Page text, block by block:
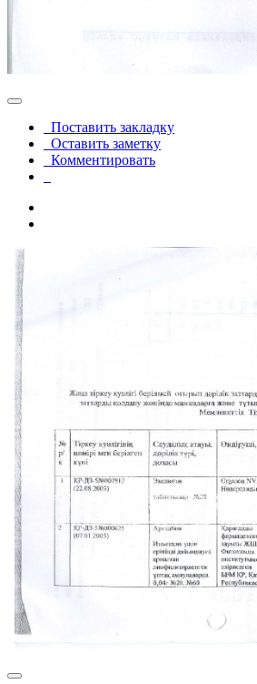
Поставить закладку
Оставить заметку
Комментировать